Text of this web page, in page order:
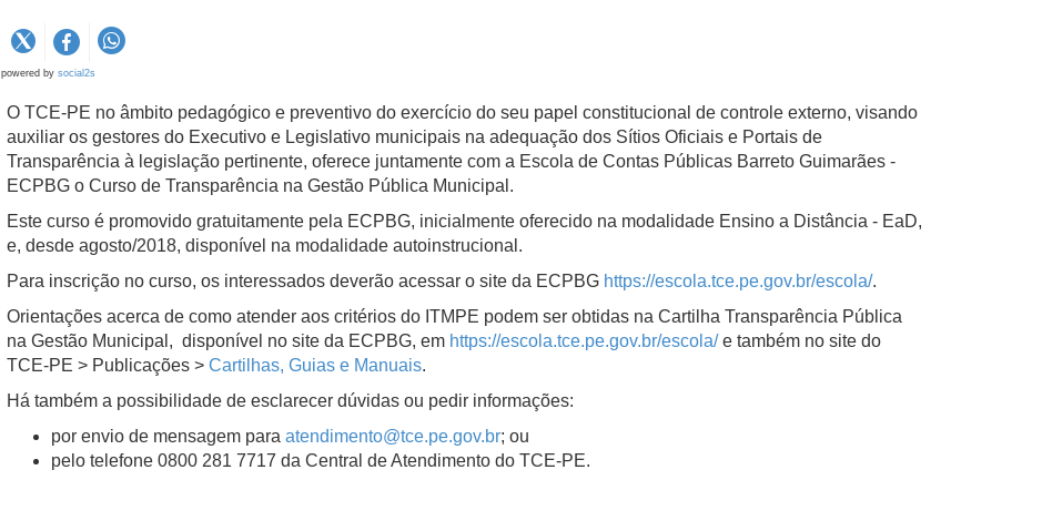
powered by social2s
O TCE-PE no âmbito pedagógico e preventivo do exercício do seu papel constitucional de controle externo, visando
auxiliar os gestores do Executivo e Legislativo municipais na adequação dos Sítios Oficiais e Portais de
Transparência à legislação pertinente, oferece juntamente com a Escola de Contas Públicas Barreto Guimarães -
ECPBG o Curso de Transparência na Gestão Pública Municipal.
Este curso é promovido gratuitamente pela ECPBG, inicialmente oferecido na modalidade Ensino a Distância - EaD,
e, desde agosto/2018, disponível na modalidade autoinstrucional.
Para inscrição no curso, os interessados deverão acessar o site da ECPBG https://escola.tce.pe.gov.br/escola/.
Orientações acerca de como atender aos critérios do ITMPE podem ser obtidas na Cartilha Transparência Pública
na Gestão Municipal, disponível no site da ECPBG, em https://escola.tce.pe.gov.br/escola/e também no site do
TCE-PE > Publicações > Cartilhas, Guias e Manuais.
Há também a possibilidade de esclarecer dúvidas ou pedir informações:
por envio de mensagem para atendimento@tce.pe.gov.br; ou
pelo telefone 0800 281 7717 da Central de Atendimento do TCE-PE.